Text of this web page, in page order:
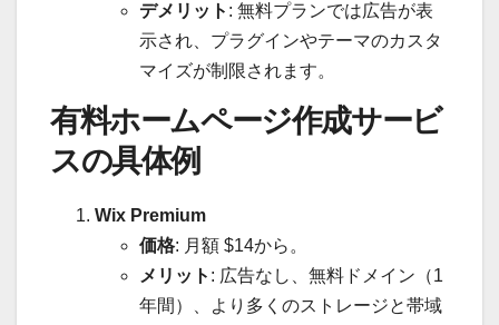
デメリット : 無料プランでは広告が表
示され、プラグインやテーマのカスタ
マイズが制限されます。
有料ホームページ作成サービ
スの具体例
Wix Premium
価格: 月額 $14から。
メリット : 広告なし、無料ドメイン（1
年間）、より多くのストレージと帯域